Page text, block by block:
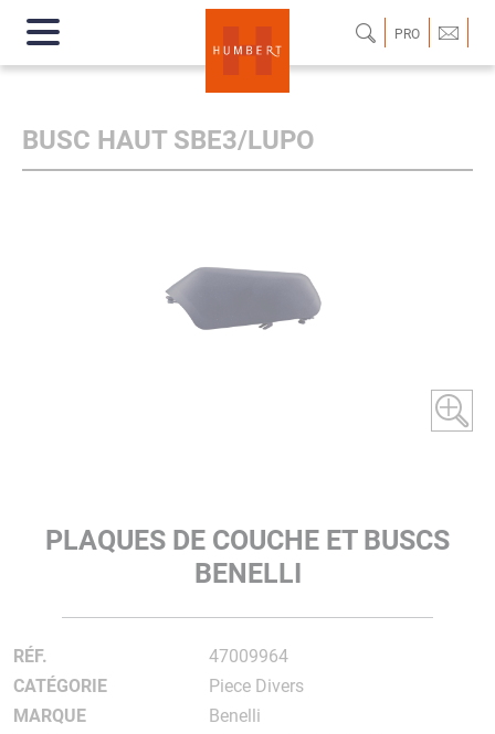
PRO
BUSC HAUT SBE3/LUPO
PLAQUES DE COUCHE ET BUSCS
BENELLI
RÉF.
47009964
CATÉGORIE
Piece Divers
MARQUE
Benelli